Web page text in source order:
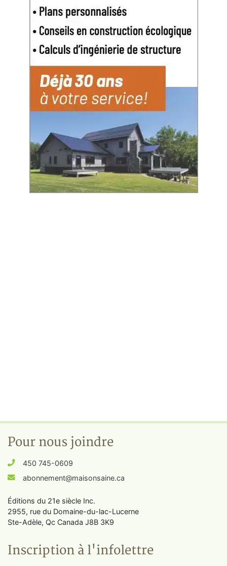
Pour nous joindre
450 745-0609
abonnement@maisonsaine.ca
Éditions du 21e siècle Inc.
2955, rue du Domaine-du-lac-Lucerne
Ste-Adèle, Qc Canada J8B 3K9
Inscription à l'infolettre